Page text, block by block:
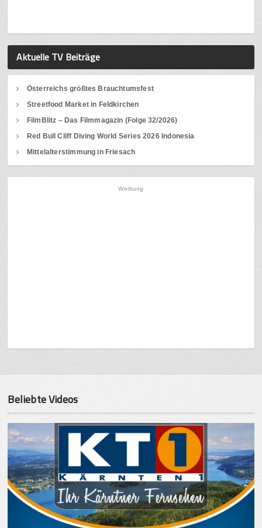
Aktuelle TV Beiträge
Österreichs größtes Brauchtumsfest
Streetfood Market in Feldkirchen
FilmBlitz – Das Filmmagazin (Folge 32/2026)
Red Bull Cliff Diving World Series 2026 Indonesia
Mittelalterstimmung in Friesach
Werbung
Beliebte Videos